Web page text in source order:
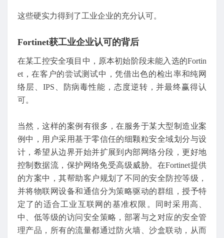
这些硬实力得到了工业企业的充分认可。
Fortinet获工业企业认可的背后
在某工控安全项目中，原本初始阶段未能入选的Fortin
et，在客户的尝试测试中，凭借出色的检出率和纯网
络层、IPS、防病毒性能，态度逆转，并最终赢得认
可。
当然，这样的案例有很多，在服务于某大型制造业案
例中，用户采用基于零信任的细颗粒安全域划分与设
计，希望从边界开始并扩展到内部网络分段，更好地
控制数据流，保护网络免受高级威胁。在Fortinet提供
的方案中，其帮助客户规划了不同的安全防控等级，
并将物联网设备和通信分为策略驱动的群组，授予特
定了的适合工业互联网的基准权限。同时采用高、
中、低等级的访问安全策略，部署与之对应的安全管
理产品，所有的流量都通过防火墙、沙盒联动，从而